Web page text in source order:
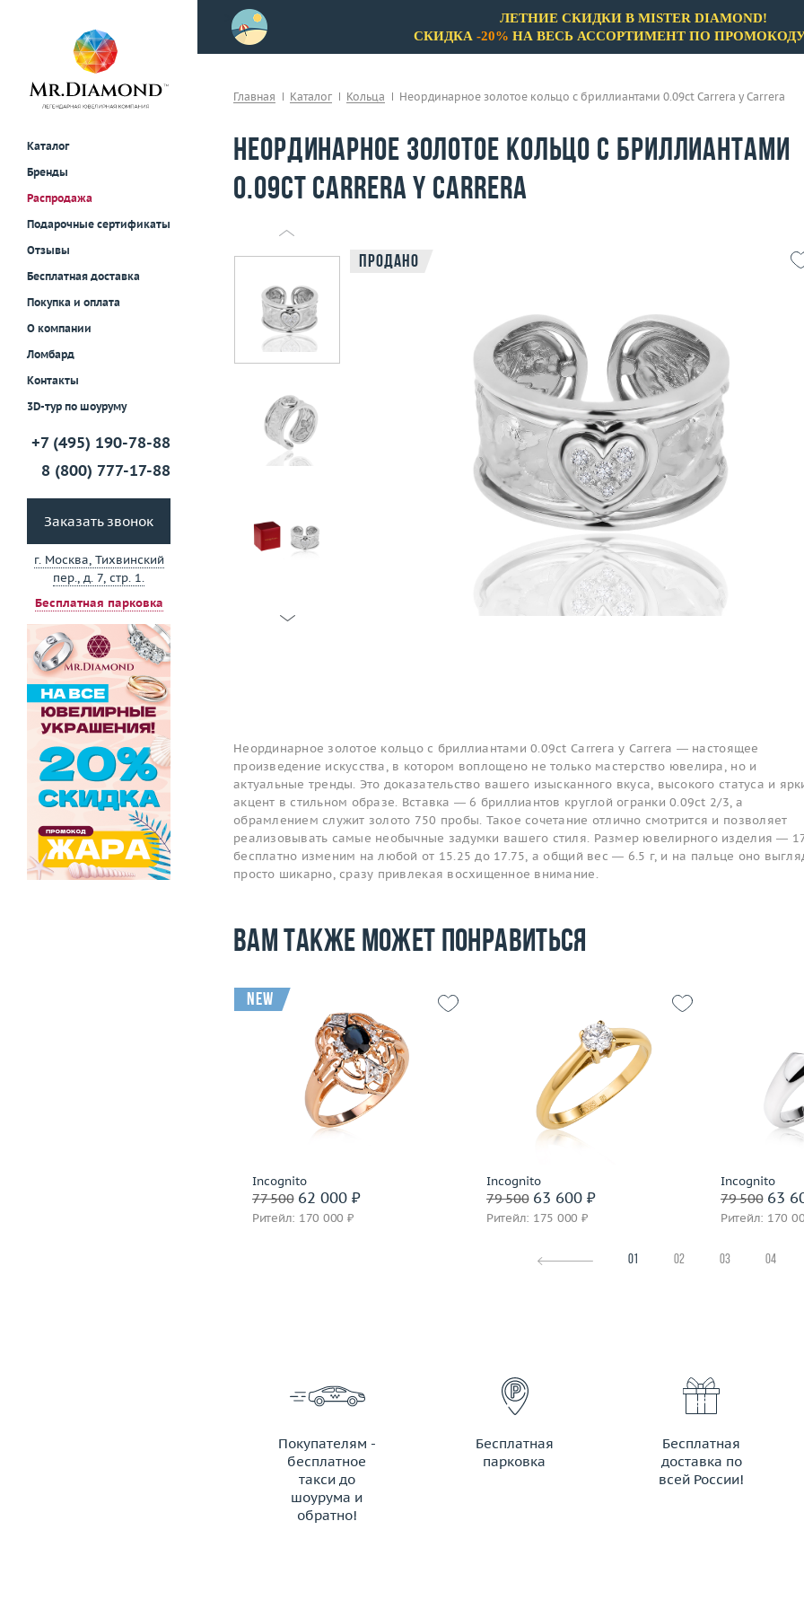
Каталог
Бренды
Распродажа
Подарочные сертификаты
Отзывы
Бесплатная доставка
Покупка и оплата
О компании
Ломбард
Контакты
3D-тур по шоуруму
+7 (495) 190-78-88
8 (800) 777-17-88
Заказать звонок
г. Москва, Тихвинский
пер., д. 7, стр. 1.
Бесплатная парковка
примерки!
ЛЕТНИЕ СКИДКИ В MISTER DIAMOND!
СКИДКА -20% НА ВЕСЬ АССОРТИМЕНТ ПО
Главная Каталог Кольца Неординарное золотое кольцо с бриллиантами 0.09ct Carrera y Carrera
Неординарное золотое кольцо с бриллиантами
0.09ct Carrera y Carrera
Продано
Неординарное золотое кольцо с бриллиантами 0.09ct Carrera y Carrera — настоящее
произведение искусства, в котором воплощено не только мастерство ювелира, но и
актуальные тренды. Это доказательство вашего изысканного вкуса, высокого статуса и
акцент в стильном образе. Вставка — 6 бриллиантов круглой огранки 0.09ct 2/3, а
обрамлением служит золото 750 пробы. Такое сочетание отлично смотрится и позволяет
реализовывать самые необычные задумки вашего стиля. Размер ювелирного изделия —
бесплатно изменим на любой от 15.25 до 17.75, а общий вес — 6.5 г, и на пальце оно
просто шикарно, сразу привлекая восхищенное внимание.
Вам также может понравиться
Incognito
77 50062 000 ₽
Ритейл: 170 000 ₽
new
Материал
золото 585 пробы
Incognito
79 50063 600 ₽
Ритейл: 175 000 ₽
17.75
Материал
золото 585 пробы
Подробнее
Incognito
79 50063
Ритейл: 170
Материал
01 02 03 04
Покупателям -
бесплатное
такси до
шоурума и
обратно!
ЗАКАЗАТЬ ТАКСИ
Бесплатная
парковка
Бесплатная
доставка по
всей России!